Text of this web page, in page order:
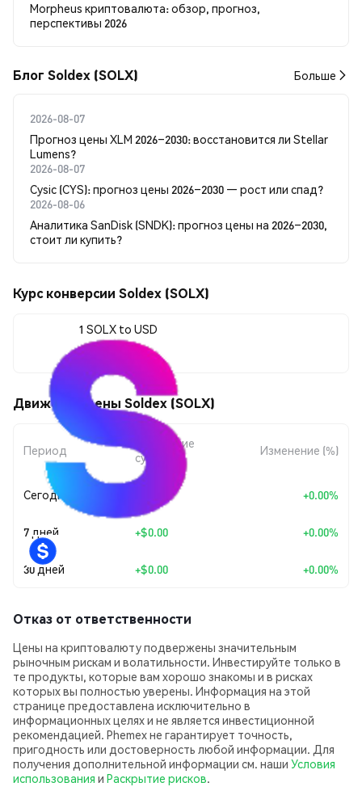
Morpheus криптовалюта: обзор, прогноз,
перспективы 2026
Блог Soldex (SOLX) Больше
2026-08-07
Прогноз цены XLM 2026–2030: восстановится ли Stellar
Lumens?
2026-08-07
Cysic (CYS): прогноз цены 2026–2030 — рост или спад?
2026-08-06
Аналитика SanDisk (SNDK): прогноз цены на 2026–2030,
стоит ли купить?
Курс конверсии Soldex (SOLX)
1 SOLX to USD
Движения цены Soldex (SOLX)
Период
Изменение
суммы
Изменение (%)
Сегодня +0.00%
7 дней +$0.00 +0.00%
30 дней +$0.00 +0.00%
Отказ от ответственности
Цены на криптовалюту подвержены значительным
рыночным рискам и волатильности. Инвестируйте только в
те продукты, которые вам хорошо знакомы и в рисках
которых вы полностью уверены. Информация на этой
странице предоставлена исключительно в
информационных целях и не является инвестиционной
рекомендацией. Phemex не гарантирует точность,
пригодность или достоверность любой информации. Для
получения дополнительной информации см. наши Условия
использования и Раскрытие рисков.